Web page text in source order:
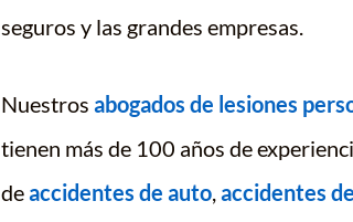
seguros y las grandes empresas.
Nuestros abogados de lesiones
tienen más de 100 años de
deaccidentes de auto,accidentes